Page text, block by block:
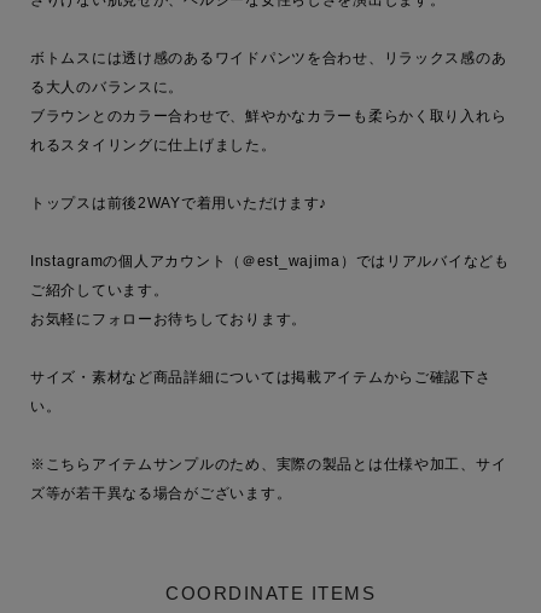
ボトムスには透け感のあるワイドパンツを合わせ、リラックス感のあ
る大人のバランスに。
ブラウンとのカラー合わせで、鮮やかなカラーも柔らかく取り入れら
れるスタイリングに仕上げました。
トップスは前後2WAYで着用いただけます♪
Instagramの個人アカウント（＠est_wajima）ではリアルバイなども
ご紹介しています。
お気軽にフォローお待ちしております。
サイズ・素材など商品詳細については掲載アイテムからご確認下さ
い。
※こちらアイテムサンプルのため、実際の製品とは仕様や加工、サイ
ズ等が若干異なる場合がございます。
COORDINATE ITEMS